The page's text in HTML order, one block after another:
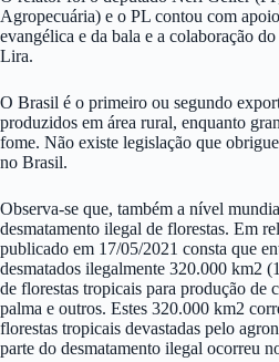
Agropecuária) e o PL contou com
evangélica e da bala e a colaboração
Lira.
O Brasil é o primeiro ou segundo
produzidos em área rural, enquanto
fome. Não existe legislação que
no Brasil.
Observa-se que, também a nível
desmatamento ilegal de florestas. Em
publicado em 17/05/2021 consta que
desmatados ilegalmente 320.000 km2
de florestas tropicais para produção de
palma e outros. Estes 320.000 km2
florestas tropicais devastadas pelo
parte do desmatamento ilegal ocorreu